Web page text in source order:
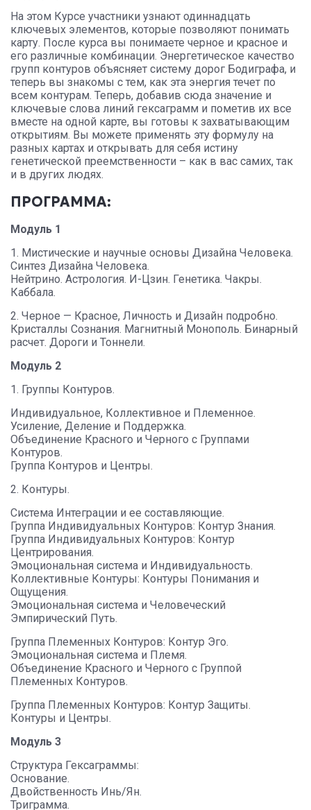
На этом Курсе участники узнают одиннадцать
ключевых элементов, которые позволяют понимать
карту. После курса вы понимаете черное и красное и
его различные комбинации. Энергетическое качество
групп контуров объясняет систему дорог Бодиграфа, и
теперь вы знакомы с тем, как эта энергия течет по
всем контурам. Теперь, добавив сюда значение и
ключевые слова линий гексаграмм и пометив их все
вместе на одной карте, вы готовы к захватывающим
открытиям. Вы можете применять эту формулу на
разных картах и открывать для себя истину
генетической преемственности – как в вас самих, так
и в других людях.
ПРОГРАММА:
Модуль 1
1. Мистические и научные основы Дизайна Человека.
Синтез Дизайна Человека.
Нейтрино. Астрология. И-Цзин. Генетика. Чакры.
Каббала.
2. Черное — Красное, Личность и Дизайн подробно.
Кристаллы Сознания. Магнитный Монополь. Бинарный
расчет. Дороги и Тоннели.
Модуль 2
1. Группы Контуров.
Индивидуальное, Коллективное и Племенное.
Усиление, Деление и Поддержка.
Объединение Красного и Черного с Группами
Контуров.
Группа Контуров и Центры.
2. Контуры.
Система Интеграции и ее составляющие.
Группа Индивидуальных Контуров: Контур Знания.
Группа Индивидуальных Контуров: Контур
Центрирования.
Эмоциональная система и Индивидуальность.
Коллективные Контуры: Контуры Понимания и
Ощущения.
Эмоциональная система и Человеческий
Эмпирический Путь.
Группа Племенных Контуров: Контур Эго.
Эмоциональная система и Племя.
Объединение Красного и Черного с Группой
Племенных Контуров.
Группа Племенных Контуров: Контур Защиты.
Контуры и Центры.
Модуль 3
Структура Гексаграммы:
Основание.
Двойственность Инь/Ян.
Триграмма.